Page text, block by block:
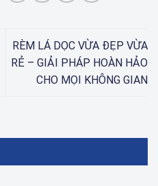
RÈM LÁ DỌC VỪA ĐẸP VỪA
RẺ – GIẢI PHÁP HOÀN HẢO
CHO MỌI KHÔNG GIAN